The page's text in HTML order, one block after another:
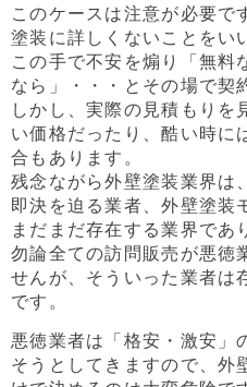
このケースは注意が必要で
塗装に詳しくないことをい
この手で不安を煽り「無料
なら」・・・とその場で契
しかし、実際の見積もりを
い価格だったり、酷い時に
合もあります。
残念ながら外壁塗装業界は
即決を迫る業者、外壁塗装
まだまだ存在する業界であ
勿論全ての訪問販売が悪徳
せんが、そういった業者は
です。
悪徳業者は「格安・激安」
そうとしてきますので、外